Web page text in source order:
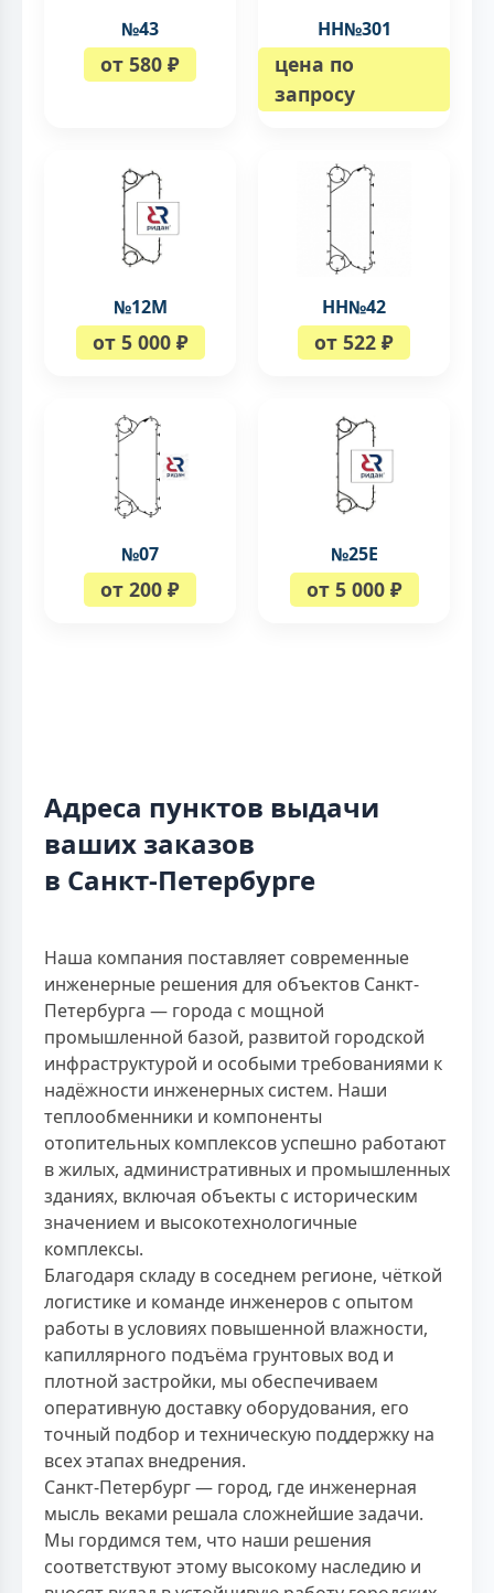
№43
от 580 ₽
НН№301
цена по
запросу
№12М
от 5 000 ₽
НН№42
от 522 ₽
№07
от 200 ₽
№25Е
от 5 000 ₽
Адреса пунктов выдачи
ваших заказов
в Санкт-Петербурге
Наша компания поставляет современные
инженерные решения для объектов Санкт-
Петербурга — города с мощной
промышленной базой, развитой городской
инфраструктурой и особыми требованиями к
надёжности инженерных систем. Наши
теплообменники и компоненты
отопительных комплексов успешно работают
в жилых, административных и промышленных
зданиях, включая объекты с историческим
значением и высокотехнологичные
комплексы.
Благодаря складу в соседнем регионе, чёткой
логистике и команде инженеров с опытом
работы в условиях повышенной влажности,
капиллярного подъёма грунтовых вод и
плотной застройки, мы обеспечиваем
оперативную доставку оборудования, его
точный подбор и техническую поддержку на
всех этапах внедрения.
Санкт-Петербург — город, где инженерная
мысль веками решала сложнейшие задачи.
Мы гордимся тем, что наши решения
соответствуют этому высокому наследию и